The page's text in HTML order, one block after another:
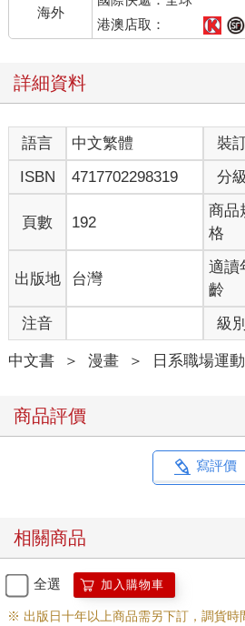
海外
港澳店取：
詳細資料
語言 中文繁體 裝
ISBN
4717702298319 分級
頁數 192
商品
格
出版地 台灣
適讀
齡
注音 級別
中文書 ＞ 漫畫 ＞ 日系職場運動
商品評價
寫評價
相關商品
全選 加入購物車
※ 出版日十年以上商品需另下訂，調貨時